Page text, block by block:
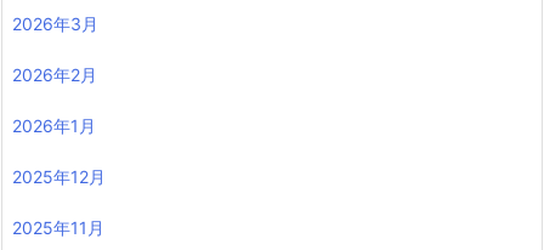
2026年3月
2026年2月
2026年1月
2025年12月
2025年11月